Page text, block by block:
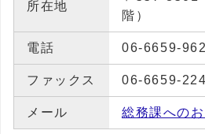
所在地
階）
電話 06-6659-
ファックス 06-6659-
メール 総務課への